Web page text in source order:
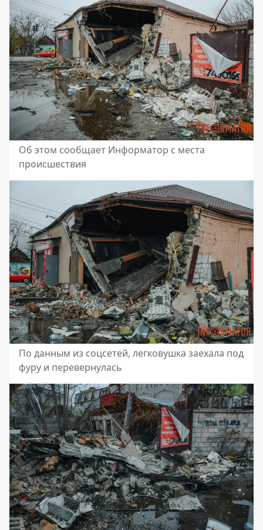
Об этом сообщает Информатор с места
происшествия
По данным из соцсетей, легковушка заехала под
фуру и перевернулась